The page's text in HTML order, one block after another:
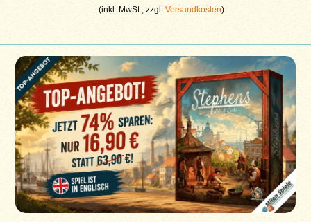
(inkl. MwSt., zzgl.Versandkosten)